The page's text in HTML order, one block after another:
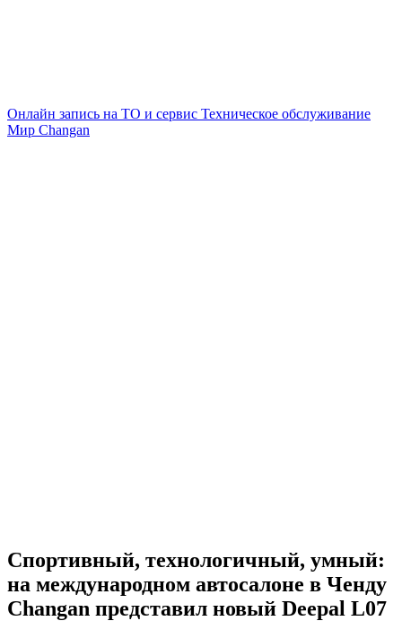
Онлайн запись на ТО и сервис Техническое обслуживание
Мир Changan
Спортивный, технологичный, умный:
на международном автосалоне в Ченду
Changan представил новый Deepal L07